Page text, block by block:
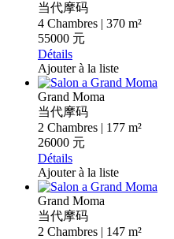
当代摩码
4 Chambres | 370 m²
55000 元
Détails
Ajouter à la liste
Grand Moma
当代摩码
2 Chambres | 177 m²
26000 元
Détails
Ajouter à la liste
Grand Moma
当代摩码
2 Chambres | 147 m²